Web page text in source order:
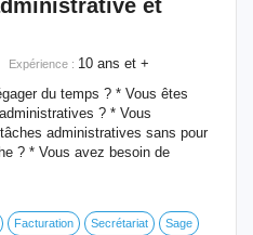
et
Expérience : 10 ans et +
du temps ? * Vous êtes
? * Vous
administratives sans pour
? * Vous avez besoin de
Facturation Secrétariat Sage